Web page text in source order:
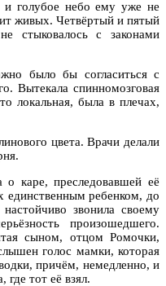
голубое небо ему уже не
живых. Четвёртый и пятый
стыковалось с законами
было бы согласиться с
Вытекала спинномозговая
локальная, была в плечах,
цвета. Врачи делали
каре, преследовавшей её
ребенком, до
звонила своему
произошедшего.
сыном, отцом Ромочки,
голос мамки, которая
причём, немедленно, и
тот её взял.